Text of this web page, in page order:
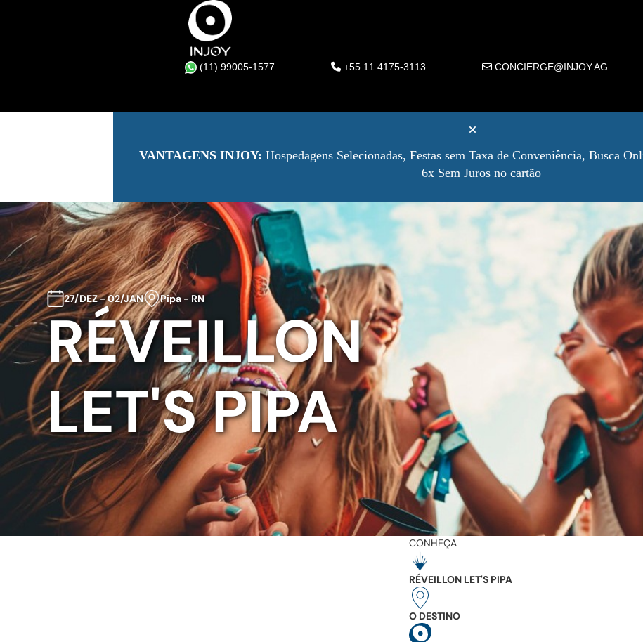
(11) 99005-1577 +55 11 4175-3113 CONCIERGE@INJOY.AG
VANTAGENS INJOY: Hospedagens Selecionadas, Festas sem Taxa de Conveniência, Busca
6x Sem Juros no cartão
27/DEZ - 02/JAN Pipa - RN
RÉVEILLON
LET'S PIPA
CONHEÇA
RÉVEILLON LET'S PIPA
O DESTINO